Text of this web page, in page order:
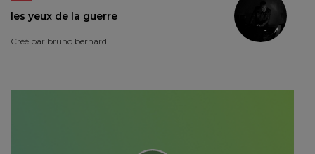
les yeux de la guerre
Créé par bruno bernard